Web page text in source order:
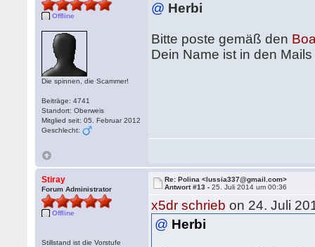
Offline
Die spinnen, die Scammer!
Beiträge: 4741
Standort: Oberweis
Mitglied seit: 05. Februar 2012
Geschlecht:
@ Herbi
Bitte poste gemäß den
Dein Name ist in den
Stiray
Forum Administrator
Offline
Stillstand ist die Vorstufe
Re: Polina <lussia337@gmail.com>
Antwort #13 -25. Juli 2014 um 00:36
x5dr schrieb on 24. Juli
@ Herbi